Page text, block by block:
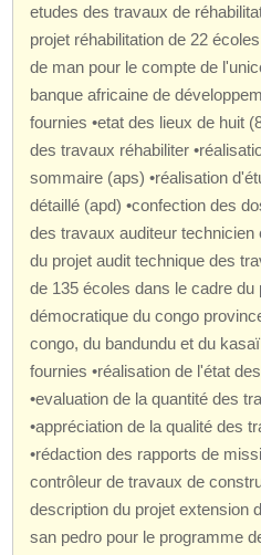
etudes des travaux de
projet réhabilitation de 22
de man pour le compte de
banque africaine de
fournies •etat des lieux de huit
des travaux réhabiliter
sommaire (aps) •réalisation
détaillé (apd) •confection des
des travaux auditeur technicien
du projet audit technique des
de 135 écoles dans le cadre du
démocratique du congo
congo, du bandundu et du
fournies •réalisation de l'état
•evaluation de la quantité des
•appréciation de la qualité des
•rédaction des rapports de
contrôleur de travaux de
description du projet extension
san pedro pour le programme